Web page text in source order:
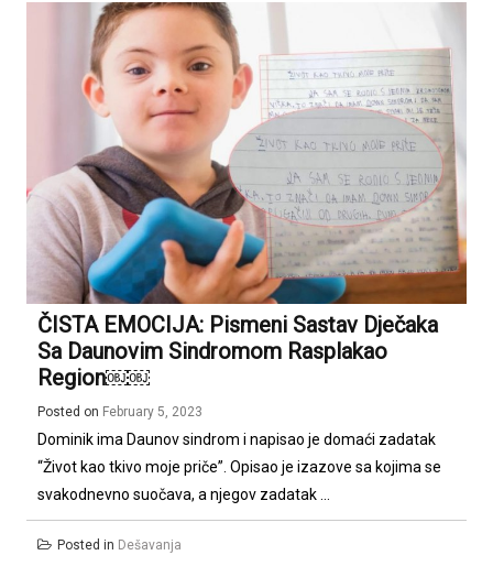
ČISTA EMOCIJA: Pismeni Sastav Dječaka
Sa Daunovim Sindromom Rasplakao
Region￼￼
Posted on February 5, 2023
Dominik ima Daunov sindrom i napisao je domaći zadatak
“Život kao tkivo moje priče”. Opisao je izazove sa kojima se
svakodnevno suočava, a njegov zadatak ...
Posted in Dešavanja